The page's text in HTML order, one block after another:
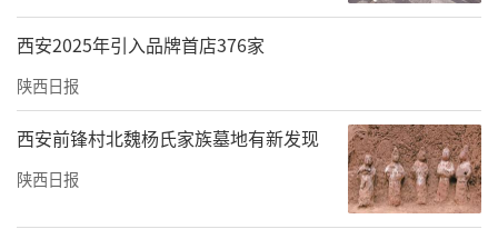
要求，“达不到就是白劳动。”
六千元，如今每月两三千元工资，他们不明
白，为什么驾校的收费涨价了，而他们的待遇
却遭到腰斩，“去年，驾校间竞争，学员报考
收费一直在1800元至2300元之间。”
西安2025年引入品牌首店376家
陕西日报
西安前锋村北魏杨氏家族墓地有新发现
陕西日报